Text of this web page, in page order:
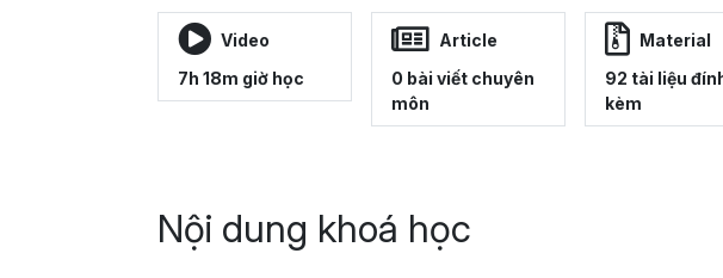
Video
7h 18m giờ học
Article
0 bài viết chuyên
môn
Material
92 tài liệu
kèm
Nội dung khoá học